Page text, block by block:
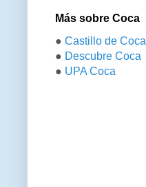
Más sobre Coca
● Castillo de Coca
● Descubre Coca
● UPA Coca